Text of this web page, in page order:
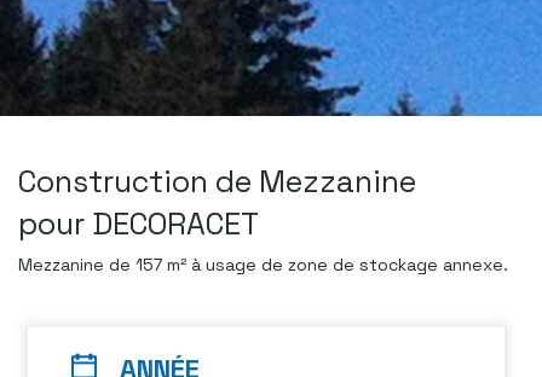
Construction de Mezzanine
pour DECORACET
Mezzanine de 157 m² à usage de zone de stockage annexe.